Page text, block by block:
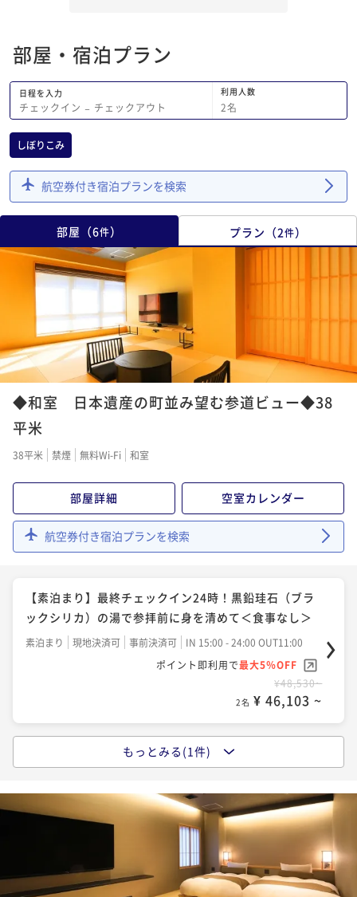
部屋・宿泊プラン
日程を入力
チェックイン − チェックアウト
利用人数
2名
しぼりこみ
航空券付き宿泊プランを検索
部屋 （6件） プラン （2件）
◆和室 日本遺産の町並み望む参道ビュー◆38
平米
38平米 禁煙 無料Wi-Fi 和室
部屋詳細 空室カレンダー
航空券付き宿泊プランを検索
【素泊まり】最終チェックイン24時！黒鉛珪石（ブラ
ックシリカ）の湯で参拝前に身を清めて＜食事なし＞
素泊まり 現地決済可 事前決済可
IN 15:00 - 24:00 OUT11:00
ポイント即利用で最大5％OFF
¥48,530~
2名 ¥ 46,103 ~
【朝食のみ】最終チェックイン24時！翌朝は成田山参
現地決済可 事前決済可
IN 15:00 - 24:00 OUT11:00
ポイント即利用で最大5％OFF
¥57,500~
2名 ¥ 54,625 ~
もっとみる(1件)